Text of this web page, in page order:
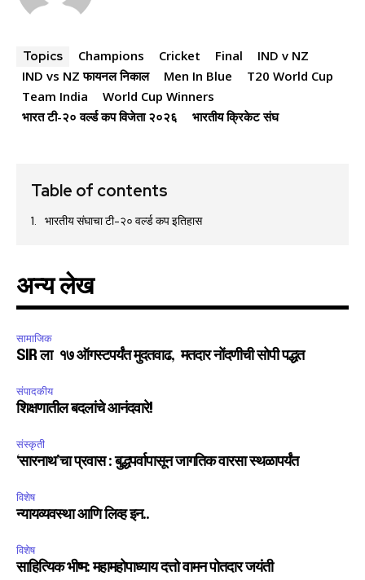
Topics Champions Cricket Final
IND v NZ
IND vs NZ फायनल निकाल
Men In Blue
T20 World Cup
Team India
World Cup Winners
भारत टी-२० वर्ल्ड कप विजेता २०२६
भारतीय क्रिकेट संघ
Table of contents
भारतीय संघाचा टी-२० वर्ल्ड कप इतिहास
अन्य लेख
सामाजिक
SIR ला १७ ऑगस्टपर्यंत मुदतवाढ, मतदार नोंदणीची सोपी पद्धत
संपादकीय
शिक्षणातील बदलांचे आनंदवारे!
संस्कृती
‘सारनाथ’चा प्रवास : बुद्धपर्वापासून जागतिक वारसा स्थळापर्यंत
विशेष
न्यायव्यवस्था आणि लिव्ह इन..
विशेष
साहित्यिक भीष्म: महामहोपाध्याय दत्तो वामन पोतदार जयंती